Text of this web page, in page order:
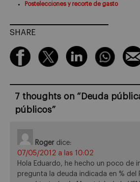
Postelecciones y recorte de gasto
SHARE
7 thoughts on “ Deuda
públicos”
Roger dice:
07/05/2012 a las 10:02
Hola Eduardo, he hecho un poco de
pregunta la deuda indicada en % del